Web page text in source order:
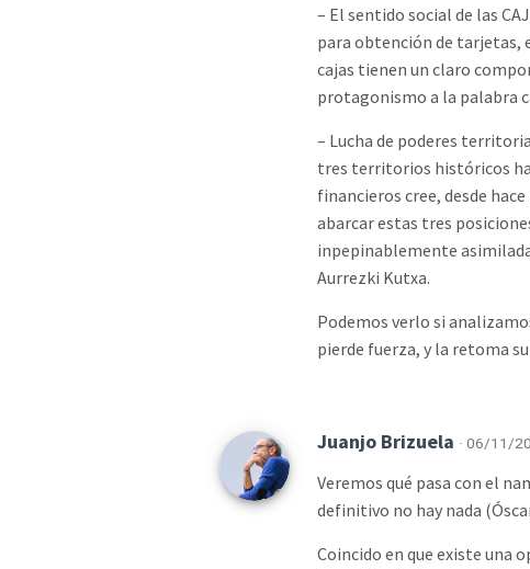
– El sentido social de las
para obtención de tarjetas,
cajas tienen un claro
protagonismo a la palabra
– Lucha de poderes
tres territorios históricos
financieros cree, desde
abarcar estas tres
inpepinablemente
Aurrezki Kutxa.
Podemos verlo si
pierde fuerza, y la retoma
Juanjo Brizuela · 06/11/
Veremos qué pasa con el
definitivo no hay nada
Coincido en que existe una